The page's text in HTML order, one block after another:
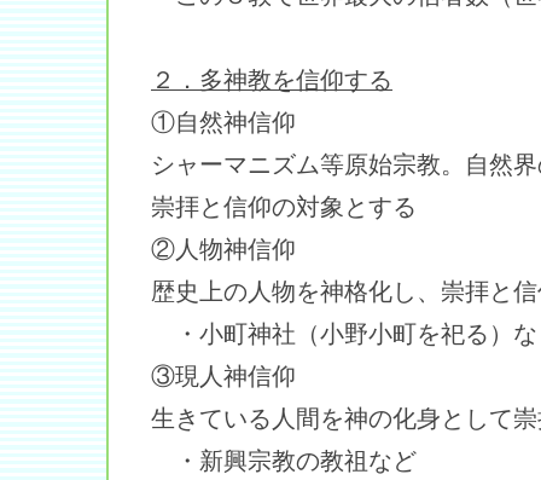
２．多神教を信仰する
①自然神信仰
シャーマニズム等原始宗教。自然
崇拝と信仰の対象とする
②人物神信仰
歴史上の人物を神格化し、崇拝と
・小町神社（小野小町を祀る）
③現人神信仰
生きている人間を神の化身として
・新興宗教の教祖など